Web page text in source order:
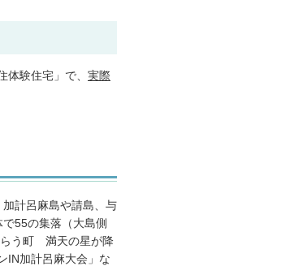
験住宅」で、 実際
計呂麻島や請島、与
55の集落（大島側
らう町 満天の星が降
IN加計呂麻大会」な